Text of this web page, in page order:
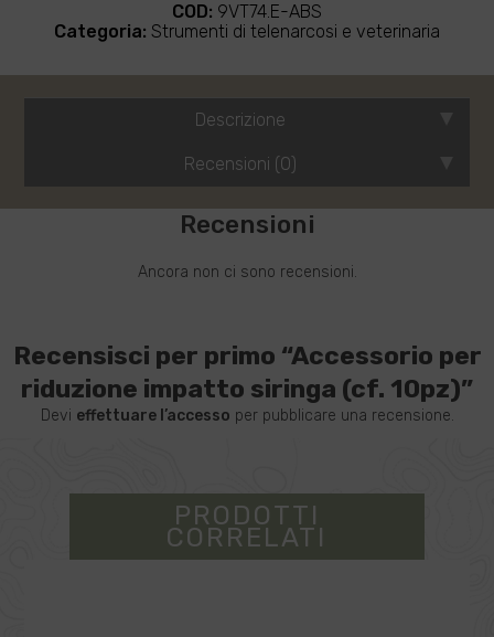
quantità
COD: 9VT74.E-ABS
Categoria: Strumenti di telenarcosi e veterinaria
Descrizione
Recensioni (0)
Recensioni
Ancora non ci sono recensioni.
Recensisci per primo “Accessorio per
riduzione impatto siringa (cf. 10pz)”
Devi effettuare l’accesso per pubblicare una recensione.
PRODOTTI
CORRELATI